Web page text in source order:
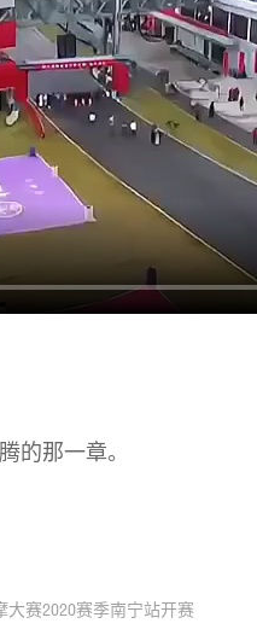
的那一章。
赛2020赛季南宁站开赛